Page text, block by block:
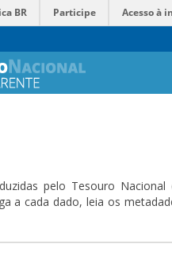
BR Participe Acesso à
pelo Tesouro
a cada dado, leia os